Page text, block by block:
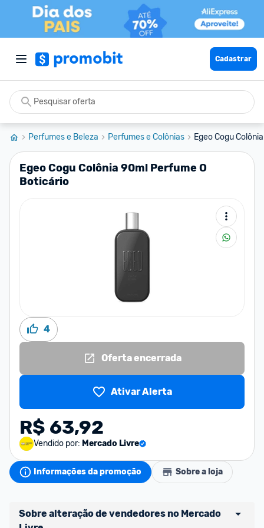
Cadastrar
Perfumes e Beleza Perfumes e Colônias Egeo Cogu
Egeo Cogu Colônia 90ml Perfume O
Boticário
4
Oferta encerrada
Ativar Alerta
R$ 63,92
Vendido por: Mercado Livre
Informações da promoção Sobre a loja
Sobre alteração de vendedores no Mercado